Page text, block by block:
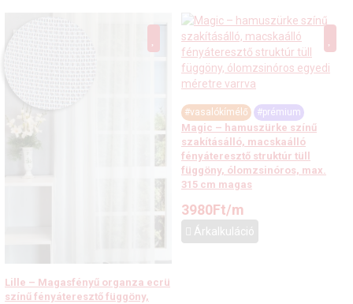
Lille – Magasfényű organza ecrü
színű fényáteresztő függöny,
#vasalókímélő #prémium
Magic – hamuszürke színű
szakításálló, macskaálló
fényáteresztő struktúr tüll
függöny, ólomzsinóros, max.
315 cm magas
3980Ft/m
Árkalkuláció